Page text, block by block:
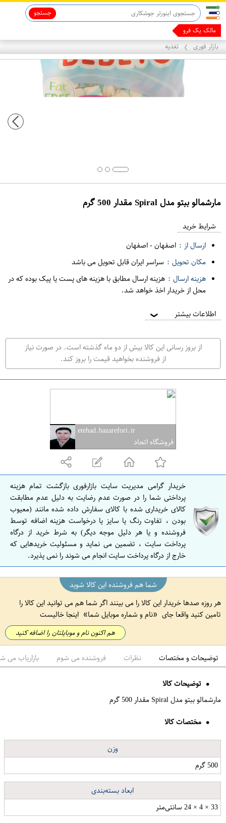
جستجو
مالک یک فروشگاه
بازار فوری ❯ تغذیه
مارشمالو ببتو مدل Spiral مقدار 500 گرم
ف
ر
ت
ه
ر
ا
ص
ه
ا
ص
ف
ه
ا
ن
شرایط خرید
ارسال از : اصفهان-اصفهان
مکان تحویل : سراسر ایران قابل تحویل می باشد
هزینه ارسال : هزینه ارسال مطابق با هزینه های پست یا پیک بوده که در
محل از خریدار اخذ خواهد شد.
اطلاعات بیشتر ❯
از بروز رسانی این کالا بیش از دو ماه گذشته است. در صورت نیاز
از فروشنده بخواهید قیمت را بروز کند.
etehad.bazarefori.ir
فروشگاه اتحاد
خریدار گرامی مدیریت سایت بازارفوری بازگشت تمام هزینه
پرداختی شما را در صورت عدم رضایت به دلیل عدم مطابقت
کالای خریداری شده با کالای سفارش داده شده مانند (معیوب
بودن ، تفاوت رنگ یا سایز یا درخواست هزینه اضافه توسط
فروشنده و یا هر دلیل موجه دیگر) به شرط خرید از درگاه
پرداخت سایت ، تضمین می نماید و مسئولیت خریدهایی که
خارج از درگاه پرداخت سایت انجام می شوند را نمی پذیرد.
شما هم فروشنده این کالا شوید
هر روزه صدها خریدار این کالا را می بینند اگر شما هم می توانید این کالا را
تامین کنید واقعا جای
نام و شماره موبایل شما اینجا خالیست
هم اکنون نام و موبایلتان را اضافه کنید
توضیحات و مختصات نظرات فروشنده می شوم بازاریاب می
توضیحات کالا
مارشمالو ببتو مدل Spiral مقدار 500 گرم
مختصات کالا
وزن
500 گرم
ابعاد بسته‌بندی
33 × 4 × 24 سانتی‌متر